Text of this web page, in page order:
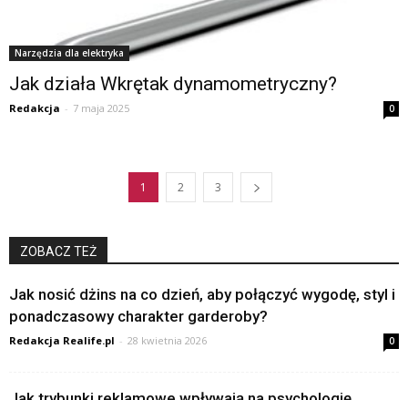
Narzędzia dla elektryka
Jak działa Wkrętak dynamometryczny?
Redakcja - 7 maja 2025 0
1 2 3
ZOBACZ TEŻ
Jak nosić dżins na co dzień, aby połączyć wygodę, styl i
ponadczasowy charakter garderoby?
Redakcja Realife.pl - 28 kwietnia 2026 0